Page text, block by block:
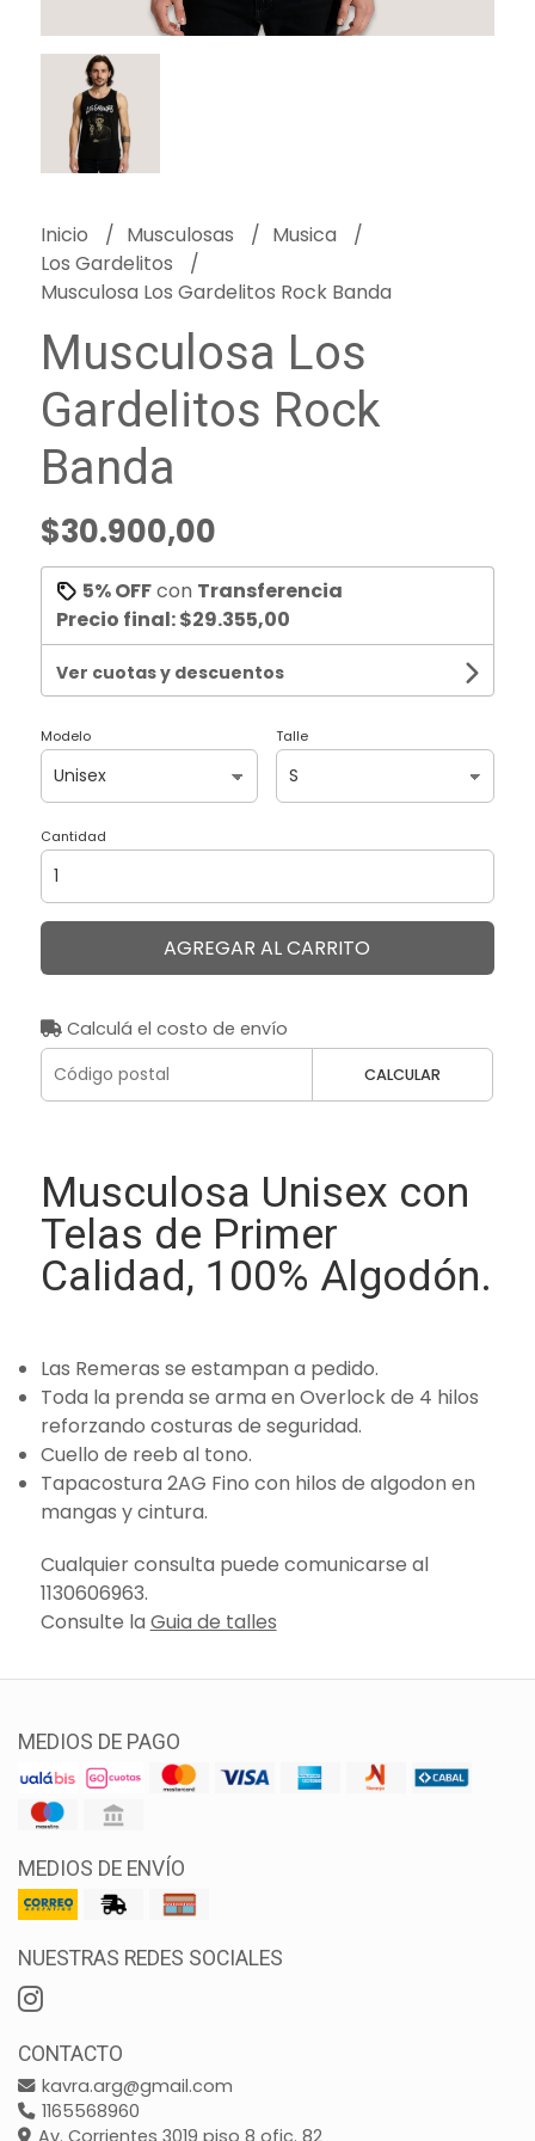
Inicio Musculosas
Musica
Los Gardelitos
Musculosa Los Gardelitos Rock Banda
Musculosa Los
Gardelitos Rock
Banda
$30.900,00
5% OFFcon Transferencia
Precio final:$29.355,00
Ver cuotas y descuentos
Modelo Talle
Cantidad
AGREGAR AL CARRITO
Calculá el costo de envío
CALCULAR
Musculosa Unisex con
Telas de Primer
Calidad, 100% Algodón.
Las Remeras se estampan a pedido.
Toda la prenda se arma en Overlock de 4 hilos
reforzando costuras de seguridad.
Cuello de reeb al tono.
Tapacostura 2AG Fino con hilos de algodon en
mangas y cintura.
Cualquier consulta puede comunicarse al
1130606963.
Consulte la Guia de talles
MEDIOS DE PAGO
MEDIOS DE ENVÍO
NUESTRAS REDES SOCIALES
CONTACTO
kavra.arg@gmail.com
1165568960
Av. Corrientes 3019 piso 8 ofic. 82